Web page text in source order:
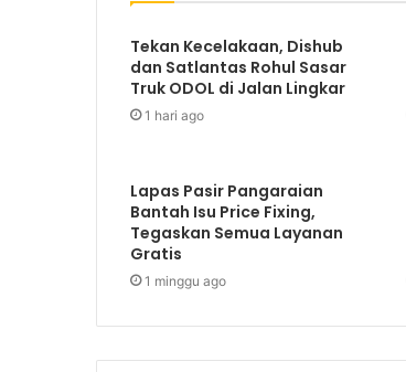
Tekan Kecelakaan, Dishub
dan Satlantas Rohul Sasar
Truk ODOL di Jalan Lingkar
1 hari ago
Lapas Pasir Pangaraian
Bantah Isu Price Fixing,
Tegaskan Semua Layanan
Gratis
1 minggu ago